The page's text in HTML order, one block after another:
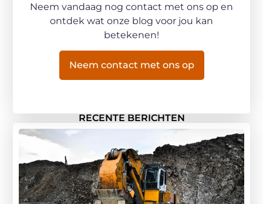
RECENTE BERICHTEN
Neem vandaag nog contact met ons op en
ontdek wat onze blog voor jou kan
betekenen!
Neem contact met ons op